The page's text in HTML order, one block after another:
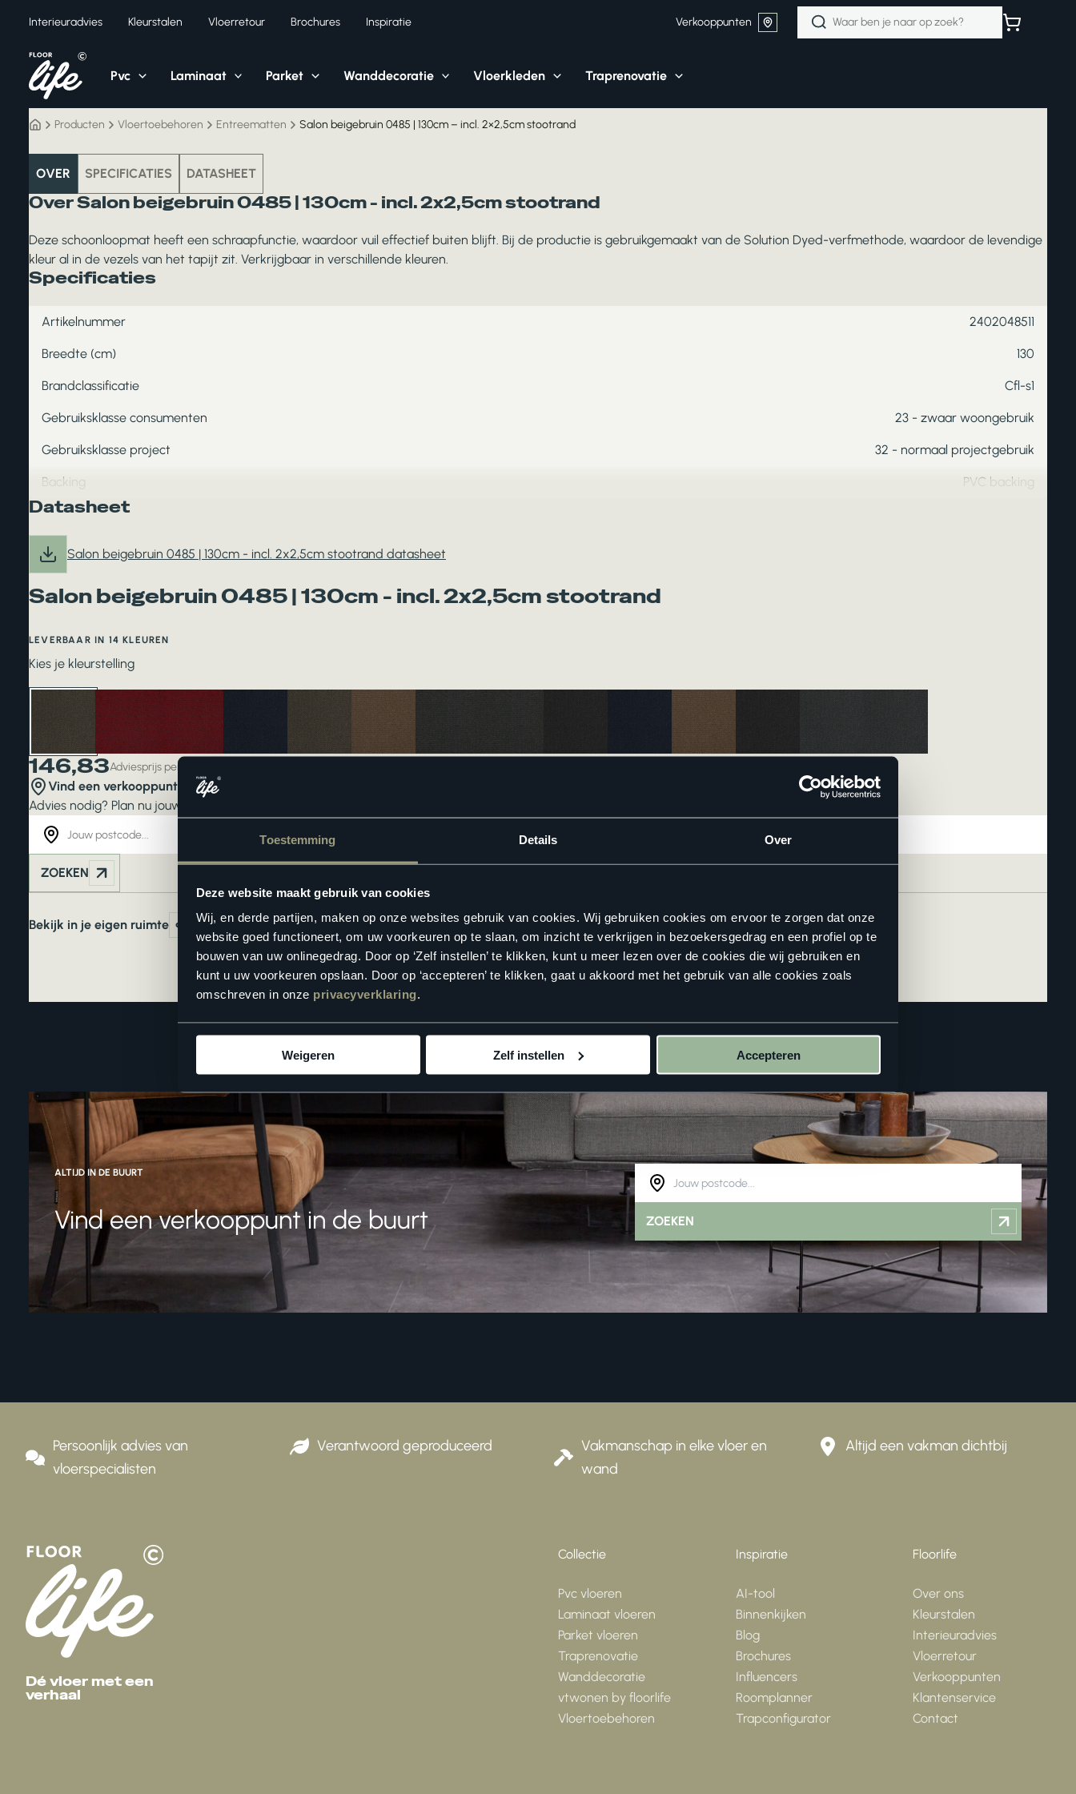
Toestemming Details Over
Deze website maakt gebruik van cookies
Wij, en derde partijen, maken op onze websites gebruik van cookies. Wij gebruiken cookies om ervoor te zorgen dat onze
website goed functioneert, om uw voorkeuren op te slaan, om inzicht te verkrijgen in bezoekersgedrag en een profiel op te
bouwen van uw onlinegedrag. Door op ‘Zelf instellen’ te klikken, kunt u meer lezen over de cookies die wij gebruiken en
kunt u uw voorkeuren opslaan. Door op ‘accepteren’ te klikken, gaat u akkoord met het gebruik van alle cookies zoals
omschreven in onze privacyverklaring.
Weigeren Zelf instellen Accepteren
inhoud
Interieuradvies Kleurstalen Vloerretour Brochures Inspiratie Verkooppunten
Zoeken
naar:
Pvc Laminaat Parket Wanddecoratie Vloerkleden Traprenovatie
Producten Vloertoebehoren Entreematten Salon beigebruin 0485 | 130cm – incl. 2×2,5cm stootrand
vloertoebehoren
OVER SPECIFICATIES DATASHEET
Over Salon beigebruin 0485 | 130cm - incl. 2x2,5cm stootrand
Deze schoonloopmat heeft een schraapfunctie, waardoor vuil effectief buiten blijft. Bij de productie is gebruikgemaakt van de Solution Dyed-verfmethode, waardoor de levendige
kleur al in de vezels van het tapijt zit. Verkrijgbaar in verschillende kleuren.
Specificaties
Artikelnummer 2402048511
Breedte (cm) 130
Brandclassificatie Cfl-s1
Gebruiksklasse consumenten 23 - zwaar woongebruik
Gebruiksklasse project 32 - normaal projectgebruik
Backing PVC backing
Datasheet
Salon beigebruin 0485 | 130cm - incl. 2x2,5cm stootrand datasheet
Salon beigebruin 0485 | 130cm - incl. 2x2,5cm stootrand
LEVERBAAR IN 14 KLEUREN
Kies je kleurstelling
146,83Adviesprijs per aantal m1
Vind een verkooppunt in de buurt
Advies nodig? Plan nu jouw
ZOEKEN
Bekijk in je eigen ruimte
ALTIJD IN DE BUURT
Vind een verkooppunt in de buurt ZOEKEN
Persoonlijk advies van
vloerspecialisten
Verantwoord geproduceerd
Vakmanschap in elke vloer en
wand
Altijd een vakman dichtbij
Dé vloer met een
verhaal
Collectie
Pvc vloeren
Laminaat vloeren
Parket vloeren
Traprenovatie
Wanddecoratie
vtwonen by floorlife
Vloertoebehoren
Inspiratie
AI-tool
Binnenkijken
Blog
Brochures
Influencers
Roomplanner
Trapconfigurator
Floorlife
Over ons
Kleurstalen
Interieuradvies
Vloerretour
Verkooppunten
Klantenservice
Contact